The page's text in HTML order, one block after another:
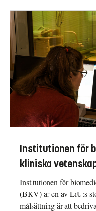
Institutionen för
kliniska
Institutionen för
(BKV) är en av LiU:s
målsättning är att